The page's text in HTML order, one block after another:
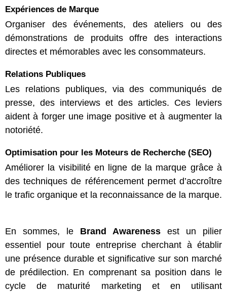
Expériences de Marque
Organiser des événements, des ateliers ou des
démonstrations de produits offre des interactions
directes et mémorables avec les consommateurs.
Relations Publiques
Les relations publiques, via des communiqués de
presse, des interviews et des articles. Ces leviers
aident à forger une image positive et à augmenter la
notoriété.
Optimisation pour les Moteurs de Recherche (SEO)
Améliorer la visibilité en ligne de la marque grâce à
des techniques de référencement permet d’accroître
le trafic organique et la reconnaissance de la marque.
En sommes, le Brand Awareness est un pilier
essentiel pour toute entreprise cherchant à établir
une présence durable et significative sur son marché
de prédilection. En comprenant sa position dans le
cycle de maturité marketing et en utilisant